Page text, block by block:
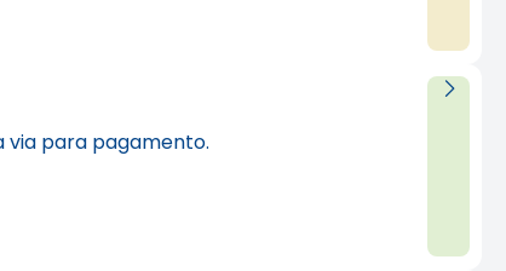
via para pagamento.